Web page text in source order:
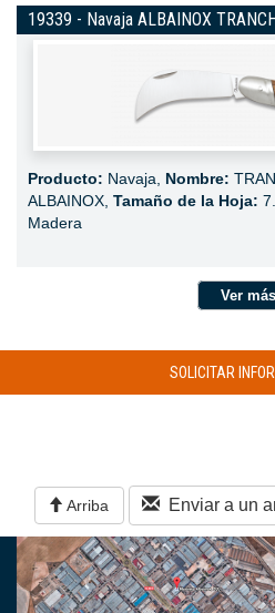
19339 - Navaja ALBAINOX
Producto: Navaja, Nombre:
ALBAINOX, Tamaño de la Hoja:
Madera
Ver más
SOLICITAR
Arriba Enviar a un